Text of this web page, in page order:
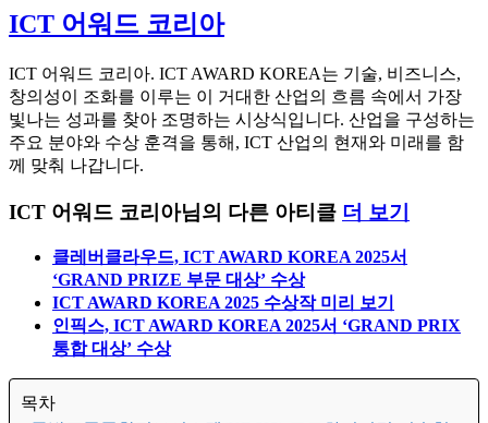
ICT 어워드 코리아
ICT 어워드 코리아. ICT AWARD KOREA는 기술, 비즈니스,
창의성이 조화를 이루는 이 거대한 산업의 흐름 속에서 가장
빛나는 성과를 찾아 조명하는 시상식입니다. 산업을 구성하는
주요 분야와 수상 훈격을 통해, ICT 산업의 현재와 미래를 함
께 맞춰 나갑니다.
ICT 어워드 코리아님의 다른 아티클 더 보기
클레버클라우드, ICT AWARD KOREA 2025서
‘GRAND PRIZE 부문 대상’ 수상
ICT AWARD KOREA 2025 수상작 미리 보기
인픽스, ICT AWARD KOREA 2025서 ‘GRAND PRIX
통합 대상’ 수상
목차